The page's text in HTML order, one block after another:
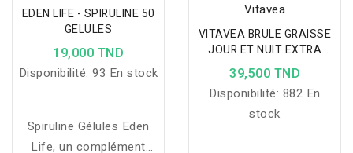
EDEN LIFE - SPIRULINE 50
GELULES
19,000 TND
Disponibilité: 93 En stock
Spiruline Gélules Eden
Life, un complément
Vitavea
VITAVEA BRULE GRAISSE
JOUR ET NUIT EXTRA
FORT 30 GELULES
39,500 TND
Disponibilité: 882 En
stock